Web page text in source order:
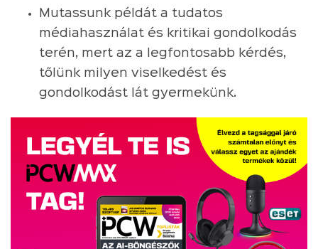
Mutassunk példát a tudatos
médiahasználat és kritikai gondolkodás
terén, mert az a legfontosabb kérdés,
tőlünk milyen viselkedést és
gondolkodást lát gyermekünk.